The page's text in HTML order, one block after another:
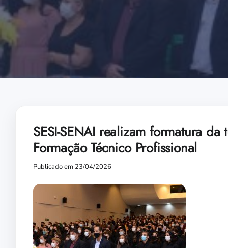
SESI-SENAI realizam formatura
Formação Técnico Profissional
Publicado em 23/04/2026